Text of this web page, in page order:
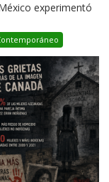
experimentó